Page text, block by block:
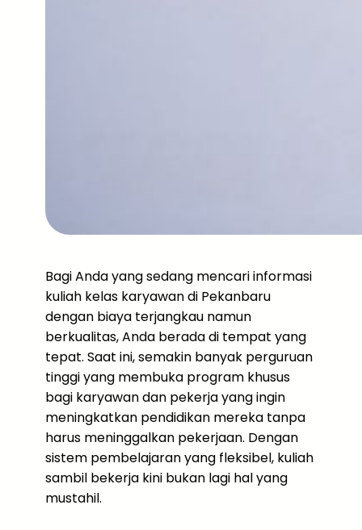
Bagi Anda yang sedang mencari informasi
kuliah kelas karyawan di Pekanbaru
dengan biaya terjangkau namun
berkualitas, Anda berada di tempat yang
tepat. Saat ini, semakin banyak perguruan
tinggi yang membuka program khusus
bagi karyawan dan pekerja yang ingin
meningkatkan pendidikan mereka tanpa
harus meninggalkan pekerjaan. Dengan
sistem pembelajaran yang fleksibel, kuliah
sambil bekerja kini bukan lagi hal yang
mustahil.